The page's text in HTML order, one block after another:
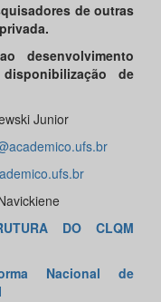
de outras
desenvolvimento
de
Junior
DO CLQM
Nacional de